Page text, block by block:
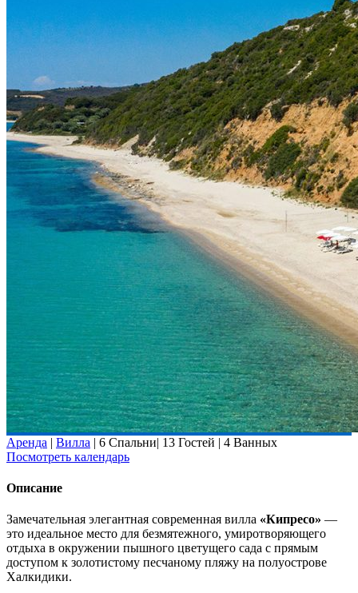
Аренда | Вилла | 6 Спальни| 13 Гостей | 4 Ванных
Посмотреть календарь
Описание
Замечательная элегантная современная вилла «Кипресо» —
это идеальное место для безмятежного, умиротворяющего
отдыха в окружении пышного цветущего сада с прямым
доступом к золотистому песчаному пляжу на полуострове
Халкидики.